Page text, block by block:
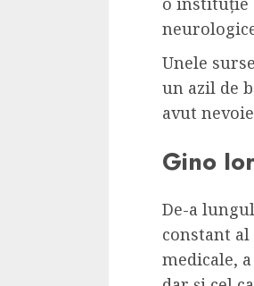
Unele
un azil de
avut
Gino
De-a
constant
medicale,